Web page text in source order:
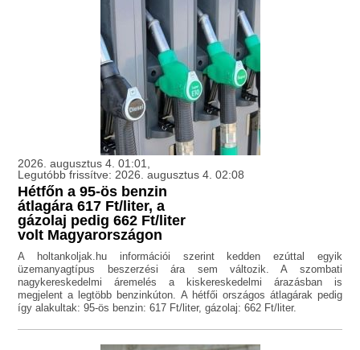
2026. augusztus 4. 01:01,
Legutóbb frissítve: 2026. augusztus 4. 02:08
Hétfőn a 95-ös benzin
átlagára 617 Ft/liter, a
gázolaj pedig 662 Ft/liter
volt Magyarországon
A holtankoljak.hu információi szerint kedden ezúttal egyik
üzemanyagtípus beszerzési ára sem változik. A szombati
nagykereskedelmi áremelés a kiskereskedelmi árazásban is
megjelent a legtöbb benzinkúton. A hétfői országos átlagárak pedig
így alakultak: 95-ös benzin: 617 Ft/liter, gázolaj: 662 Ft/liter.